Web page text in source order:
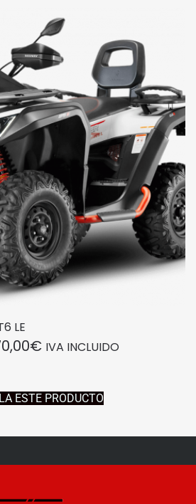
LE
€RANGO
PRECIOS:
DESDE
IVA INCLUIDO
ESTE PRODUCTO